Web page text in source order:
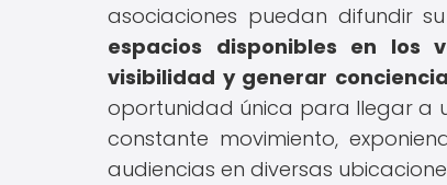
asociaciones puedan difundir
espacios disponibles en los
visibilidad y generar
oportunidad única para llegar a
constante movimiento,
audiencias en diversas